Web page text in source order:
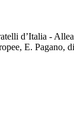
d’Italia -
E. Pagano,